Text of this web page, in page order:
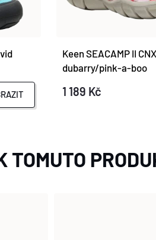
Keen SEACAMP II
dubarry/pink-a-boo
1 189 Kč
TOMUTO